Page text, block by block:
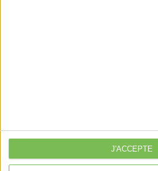
J'ACCEPTE
À la une
Violette la comptable